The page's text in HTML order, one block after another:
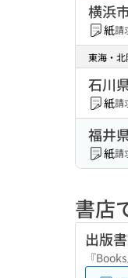
横浜
紙請
東海・北
石川
紙請
福井
紙請
書店
出版
『